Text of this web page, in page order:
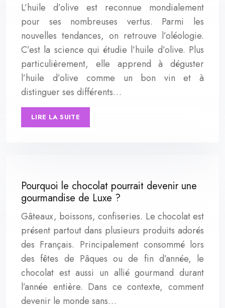
L’huile d’olive est reconnue mondialement
pour ses nombreuses vertus. Parmi les
nouvelles tendances, on retrouve l’oléologie.
C’est la science qui étudie l’huile d’olive. Plus
particulièrement, elle apprend à déguster
l’huile d’olive comme un bon vin et à
distinguer ses différents…
LIRE LA SUITE
Pourquoi le chocolat pourrait devenir une
gourmandise de Luxe ?
Gâteaux, boissons, confiseries. Le chocolat est
présent partout dans plusieurs produits adorés
des Français. Principalement consommé lors
des fêtes de Pâques ou de fin d’année, le
chocolat est aussi un allié gourmand durant
l’année entière. Dans ce contexte, comment
devenir le monde sans…